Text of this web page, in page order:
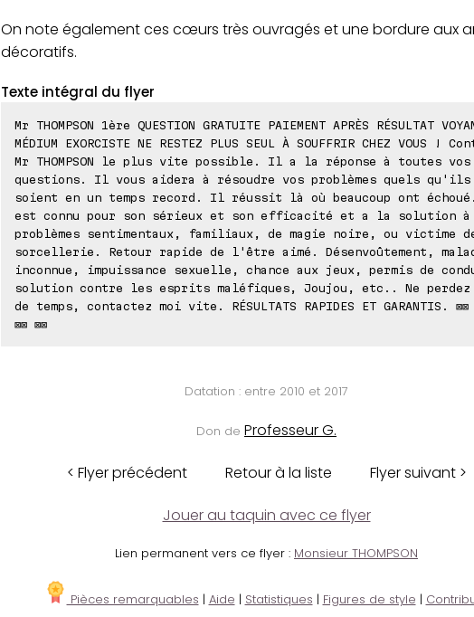
On note également ces cœurs très ouvragés et une bordure aux
décoratifs.
Texte intégral du flyer
Mr THOMPSON 1ère QUESTION GRATUITE PAIEMENT APRÈS RÉSULTAT
MÉDIUM EXORCISTE NE RESTEZ PLUS SEUL À SOUFFRIR CHEZ VOUS !
Mr THOMPSON le plus vite possible. Il a la réponse à toutes vos
questions. Il vous aidera à résoudre vos problèmes quels qu'ils
soient en un temps record. Il réussit là où beaucoup ont
est connu pour son sérieux et son efficacité et a la solution à
problèmes sentimentaux, familiaux, de magie noire, ou victime
sorcellerie. Retour rapide de l'être aimé. Désenvoûtement,
inconnue, impuissance sexuelle, chance aux jeux, permis de
solution contre les esprits maléfiques, Joujou, etc.. Ne perdez
de temps, contactez moi vite. RÉSULTATS RAPIDES ET GARANTIS. ⊠⊠
⊠⊠ ⊠⊠
Datation : entre 2010 et 2017
Don de Professeur G.
< Flyer précédent Retour à la liste Flyer suivant >
Jouer au taquin avec ce flyer
Lien permanent vers ce flyer : Monsieur THOMPSON
Pièces remarquables | Aide | Statistiques | Figures de style |